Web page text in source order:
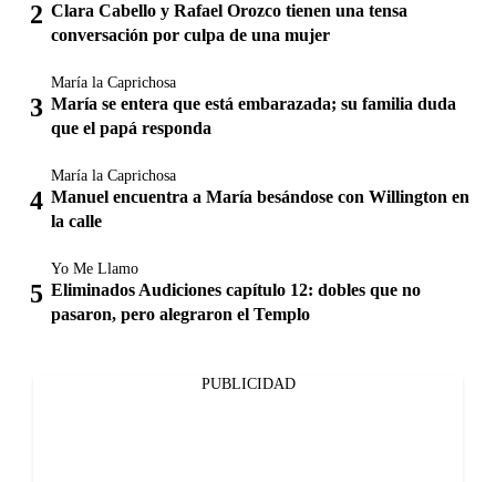
Clara Cabello y Rafael Orozco tienen una tensa
conversación por culpa de una mujer
María la Caprichosa
María se entera que está embarazada; su familia duda
que el papá responda
María la Caprichosa
Manuel encuentra a María besándose con Willington en
la calle
Yo Me Llamo
Eliminados Audiciones capítulo 12: dobles que no
pasaron, pero alegraron el Templo
PUBLICIDAD